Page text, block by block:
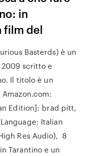
in
film del
Basterds) è un
scritto e
Il titolo è un
Edition]: brad pitt,
Italian
Res Audio), 8
Tarantino e un